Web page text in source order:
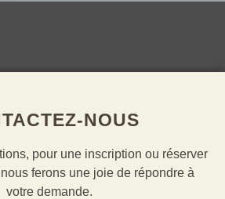
NOUS
pour une inscription ou réserver
ferons une joie de répondre à
votre demande.